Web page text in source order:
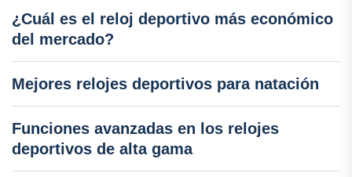
¿Cuál es el reloj deportivo más económico
del mercado?
Mejores relojes deportivos para natación
Funciones avanzadas en los relojes
deportivos de alta gama